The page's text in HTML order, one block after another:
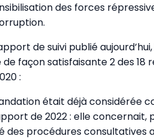
des forces
de suivi publié
façon satisfaisante 2 des 18
:
était déjà considérée
de 2022 : elle concernait,
des procédures